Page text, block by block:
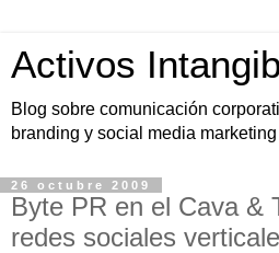
Activos
Blog sobre comunicación
branding y social media marketing
26 octubre 2009
Byte PR en el Cava &
redes sociales